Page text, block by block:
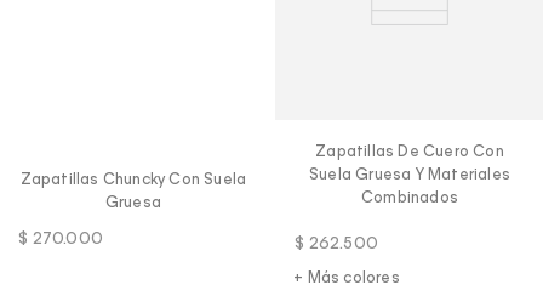
Zapatillas Chuncky Con Suela
Gruesa
$ 270.000
Zapatillas De Cuero Con
Suela Gruesa Y Materiales
Combinados
$ 262.500
+ Más colores